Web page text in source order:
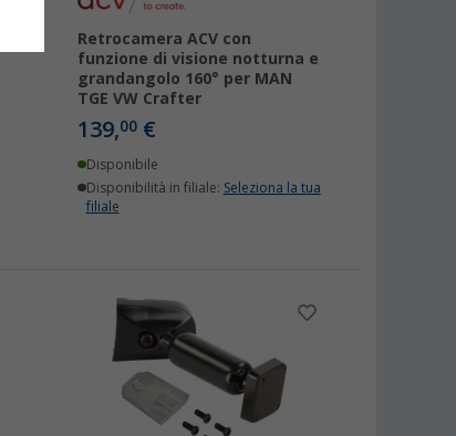
Retrocamera ACV con
funzione di visione notturna e
grandangolo 160° per MAN
TGE VW Crafter
139,00 €
Disponibile
Disponibilità in filiale: Seleziona la tua
filiale